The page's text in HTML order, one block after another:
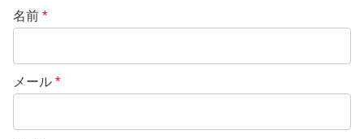
名前 *
メール *